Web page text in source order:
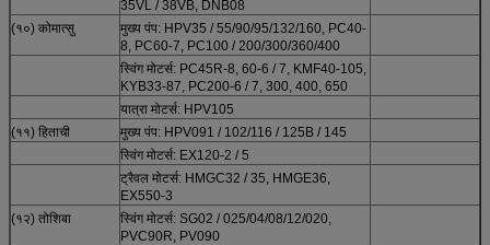
35VL / 38VB, DNB08
(१०) कोमात्सु
मुख्य पंप: HPV35 / 55/90/95/132/160, PC40-
8, PC60-7, PC100 / 200/300/360/400
स्विंग मोटर्स: PC45R-8, 60-6 / 7, KMF40-105,
KYB33-87, PC200-6 / 7, 300, 400, 650
यात्रा मोटर्स: HPV105
(११) हिताची
मुख्य पंप: HPV091 / 102/116 / 125B / 145
स्विंग मोटर्स: EX120-2 / 5
ट्रैवल मोटर्स: HMGC32 / 35, HMGE36,
EX550-3
(१२) तोशिबा
स्विंग मोटर्स: SG02 / 025/04/08/12/020,
PVC90R, PV090